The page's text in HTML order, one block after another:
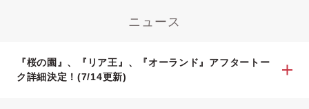
ニュース
『桜の園』、『リア王』、『オーランド』アフタートー
ク詳細決定！(7/14更新)